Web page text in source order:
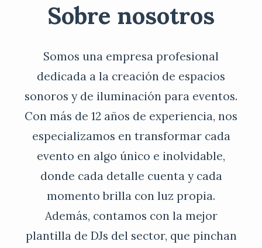
Sobre nosotros
Somos una empresa profesional
dedicada a la creación de espacios
sonoros y de iluminación para eventos.
Con más de 12 años de experiencia, nos
especializamos en transformar cada
evento en algo único e inolvidable,
donde cada detalle cuenta y cada
momento brilla con luz propia.
Además, contamos con la mejor
plantilla de DJs del sector, que pinchan